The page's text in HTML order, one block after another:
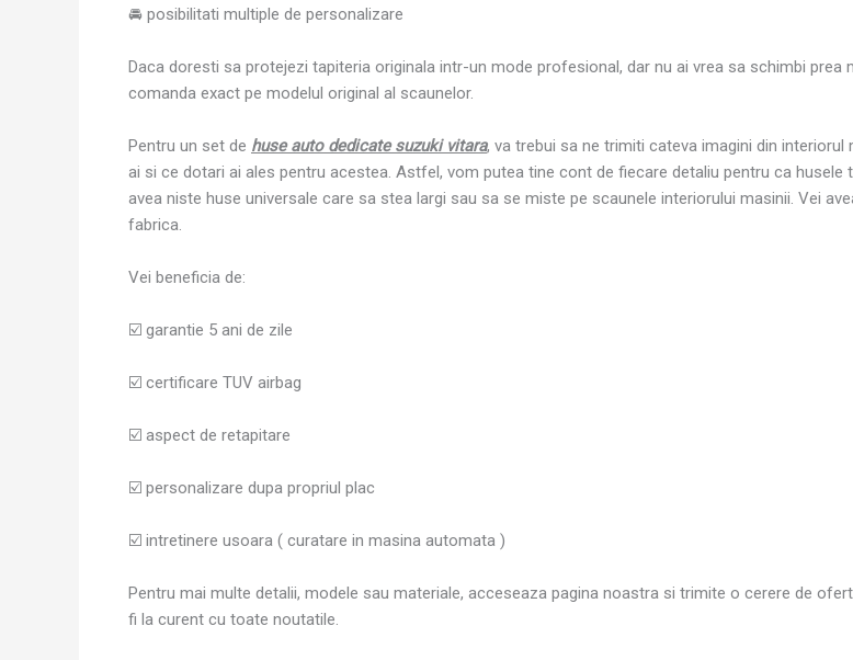
🚘 posibilitati multiple de personalizare
Daca doresti sa protejezi tapiteria originala intr-un mode profesional, dar nu ai vrea sa schimbi
comanda exact pe modelul original al scaunelor.
Pentru un set de huse auto dedicate suzuki vitara, va trebui sa ne trimiti cateva imagini din
ai si ce dotari ai ales pentru acestea. Astfel, vom putea tine cont de fiecare detaliu pentru ca
avea niste huse universale care sa stea largi sau sa se miste pe scaunele interiorului masinii. Vei
fabrica.
Vei beneficia de:
☑️ garantie 5 ani de zile
☑️ certificare TUV airbag
☑️ aspect de retapitare
☑️ personalizare dupa propriul plac
☑️ intretinere usoara ( curatare in masina automata )
Pentru mai multe detalii, modele sau materiale, acceseaza pagina noastra si trimite o cerere de
fi la curent cu toate noutatile.